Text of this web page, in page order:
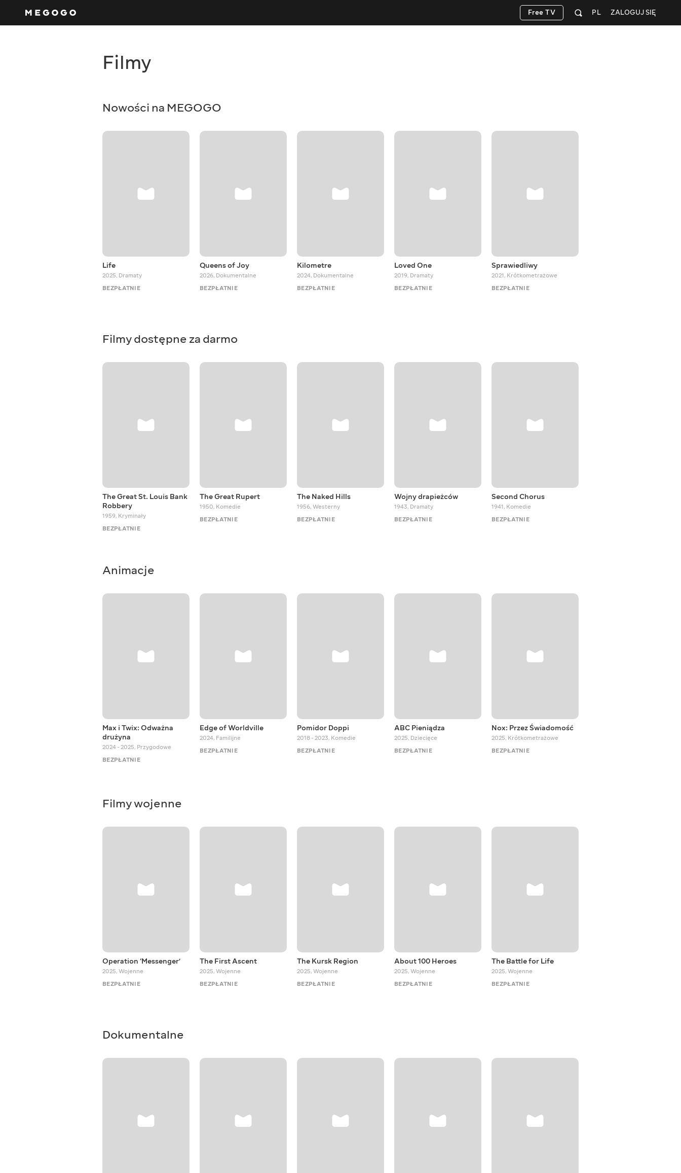
ZALOGUJ SIĘ
PL
Free TV
Filmy
Nowości na MEGOGO
Life
2025, Dramaty
BEZPŁATNIE
Queens of Joy
2026, Dokumentalne
BEZPŁATNIE
Kilometre
2024, Dokumentalne
BEZPŁATNIE
Loved One
2019, Dramaty
BEZPŁATNIE
Sprawiedliwy
2021, Krótkometrażowe
BEZPŁATNIE
Filmy dostępne za darmo
The Great St. Louis Bank
Robbery
1959, Kryminały
BEZPŁATNIE
The Great Rupert
1950, Komedie
BEZPŁATNIE
The Naked Hills
1956, Westerny
BEZPŁATNIE
Wojny drapieżców
1943, Dramaty
BEZPŁATNIE
Second Chorus
1941, Komedie
BEZPŁATNIE
Animacje
Max i Twix: Odważna
drużyna
2024 - 2025, Przygodowe
BEZPŁATNIE
Edge of Worldville
2024, Familijne
BEZPŁATNIE
Pomidor Doppi
2018 - 2023, Komedie
BEZPŁATNIE
ABC Pieniądza
2025, Dziecięce
BEZPŁATNIE
Nox: Przez Świadomość
2025, Krótkometrażowe
BEZPŁATNIE
Filmy wojenne
Operation ‘Messenger’
2025, Wojenne
BEZPŁATNIE
The First Ascent
2025, Wojenne
BEZPŁATNIE
The Kursk Region
2025, Wojenne
BEZPŁATNIE
About 100 Heroes
2025, Wojenne
BEZPŁATNIE
The Battle for Life
2025, Wojenne
BEZPŁATNIE
Dokumentalne